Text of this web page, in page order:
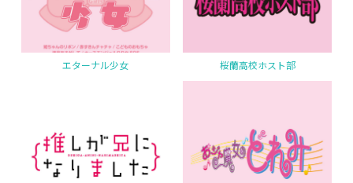
エターナル少女 桜蘭高校ホスト部